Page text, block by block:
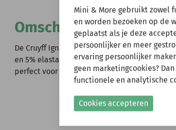
Omschrijving
De Cruyff Ignite Tape Hood in zwart voor
en 5% elastaan. Voorzien van ademende
perfect voor outdoor activiteiten met stijl en
Wij
Natuurlijk
Gelieve
Shop
Mini & More gebruikt zowel
en worden bezoeken op de
geplaatst als je deze
persoonlijker en meer
ervaring persoonlijker
geen marketingcookies?
functionele en analytische
Cookies accepteren